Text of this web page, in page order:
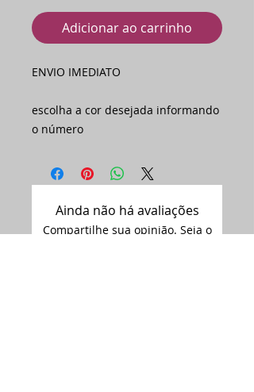
Adicionar ao carrinho
ENVIO IMEDIATO
escolha a cor desejada informando
o número
Ainda não há avaliações
Compartilhe sua opinião. Seja o